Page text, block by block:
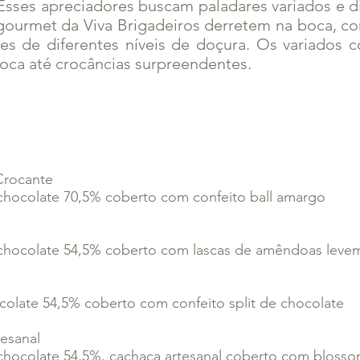
apreciadores buscam paladares variados e
da Viva Brigadeiros derretem na boca,
de diferentes níveis de doçura. Os variados
até crocâncias surpreendentes.
70,5% coberto com confeito ball amargo
54,5% coberto com lascas de amêndoas
54,5% coberto com confeito split de chocolate
54,5%, cachaça artesanal coberto com